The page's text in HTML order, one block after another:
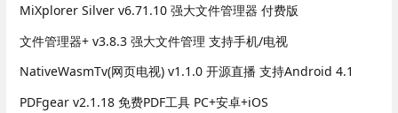
MiXplorer Silver v6.71.10 强大文件管理器 付费版
文件管理器+ v3.8.3 强大文件管理 支持手机/电视
NativeWasmTv(网页电视) v1.1.0 开源直播 支持Android 4.1
PDFgear v2.1.18 免费PDF工具 PC+安卓+iOS